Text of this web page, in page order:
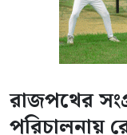
রাজপথের
পরিচালনায়